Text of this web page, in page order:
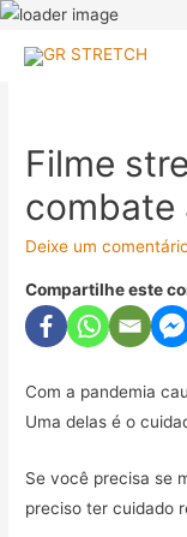
Filme
combate
Deixe um
Compartilhe este
Com a pandemia
Uma delas é o
Se você precisa se
preciso ter cuidado